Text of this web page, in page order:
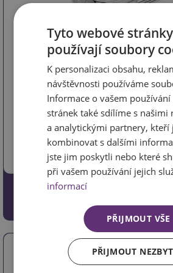
Rozměr 290 x 130 mm. Celková výška
montážních otvorů 133mm. …
více
1605 Kč
1326.45 Kč bez DPH
Dvojitá police malá nízká
program chrom
Tyto webové stránky
používají soubory
K personalizaci obsahu,
návštěvnosti používáme
Informace o vašem používání
stránek také sdílíme s našimi
a analytickými partnery, kteří
kombinovat s dalšími
jste jim poskytli nebo které
při vašem používání jejich
informací
PŘIJMOUT VŠE
PŘIJMOUT